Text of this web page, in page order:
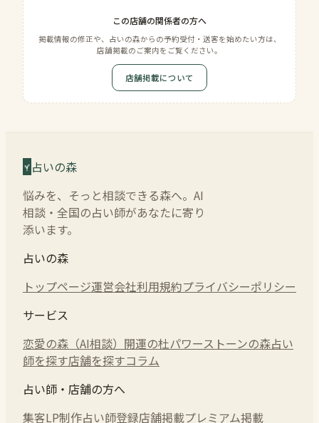
この店舗の関係者の方へ
掲載情報の修正や、占いの森からの予約受付・送客を始めたい方は、
店舗掲載のご案内をご覧ください。
店舗掲載について
占いの森
悩みを、そっと相談できる森へ。AI
相談・全国の占い師があなたに寄り
添います。
占いの森
トップページ運営会社利用規約プライバシーポリシー
サービス
恋愛の森（AI相談） 開運の杜パワーストーンの森占い
師を探す店舗を探すコラム
占い師・店舗の方へ
集客LP制作占い師登録店舗掲載プレミアム掲載